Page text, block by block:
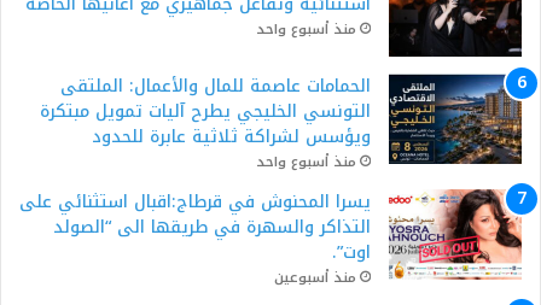
منذ أسبوع واحد
الحمامات عاصمة للمال والأعمال: الملتقى
التونسي الخليجي يطرح آليات تمويل مبتكرة
ويؤسس لشراكة ثلاثية عابرة للحدود
منذ أسبوع واحد
يسرا المحنوش في قرطاج:اقبال استثنائي على
التذاكر والسهرة في طريقها الى “الصولد
اوت”.
منذ أسبوعين